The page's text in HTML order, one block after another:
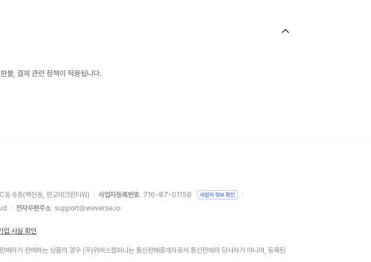
불, 결제 관련 정책이 적용됩니다.
동 6층(백현동, 판교테크원타워) 사업자등록번호 716-87-01158 사업자 정보 확인
전자우편주소 support@weverse.io
입 사실 확인
가 판매하는 상품의 경우 (주)위버스컴퍼니는 통신판매중개자로서 통신판매의 당사자가 아니며, 등록된